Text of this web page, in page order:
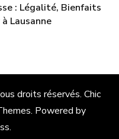
: Légalité, Bienfaits
Lausanne
droits réservés. Chic
. Powered by
.